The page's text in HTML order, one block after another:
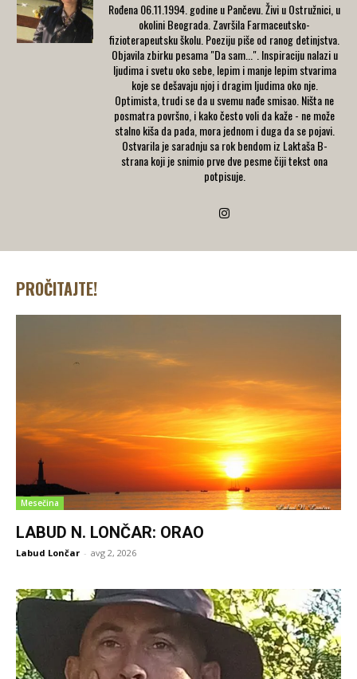
Rođena 06.11.1994. godine u Pančevu. Živi u Ostružnici, u
okolini Beograda. Završila Farmaceutsko-
fizioterapeutsku školu. Poeziju piše od ranog detinjstva.
Objavila zbirku pesama "Da sam...". Inspiraciju nalazi u
ljudima i svetu oko sebe, lepim i manje lepim stvarima
koje se dešavaju njoj i dragim ljudima oko nje.
Optimista, trudi se da u svemu nađe smisao. Ništa ne
posmatra površno, i kako često voli da kaže - ne može
stalno kiša da pada, mora jednom i duga da se pojavi.
Ostvarila je saradnju sa rok bendom iz Laktaša B-
strana koji je snimio prve dve pesme čiji tekst ona
potpisuje.
PROČITAJTE!
Mesečina
LABUD N. LONČAR: ORAO
Labud Lončar - avg 2, 2026